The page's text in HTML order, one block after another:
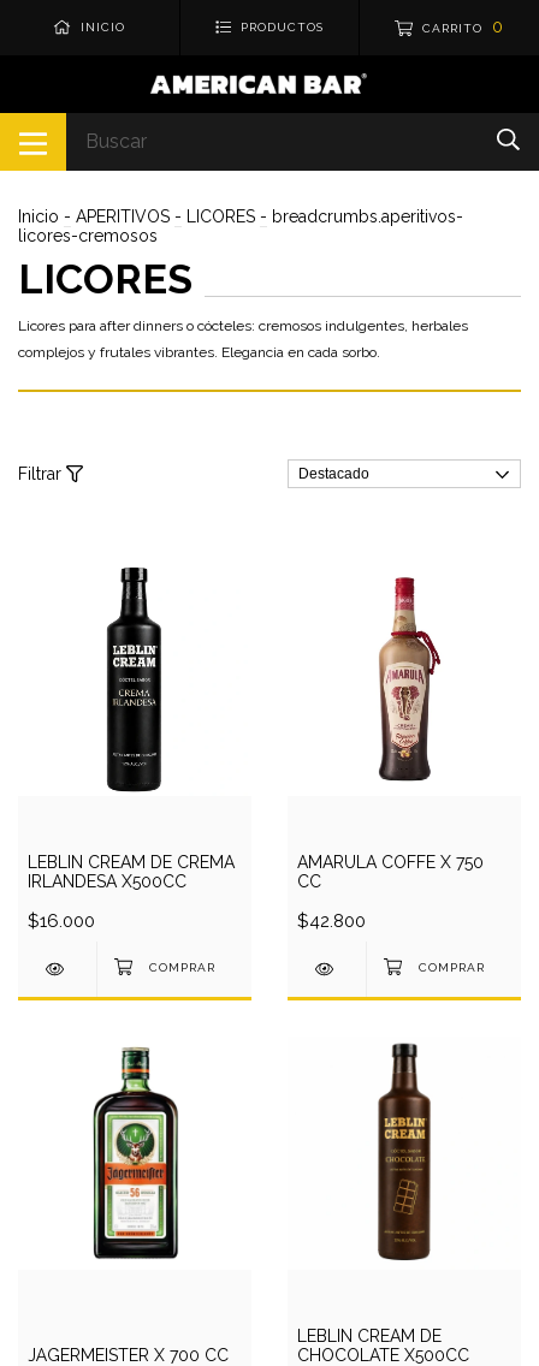
INICIO PRODUCTOS CARRITO 0
Inicio - APERITIVOS - LICORES - breadcrumbs.aperitivos-
licores-cremosos
LICORES
Licores para after dinners o cócteles: cremosos indulgentes, herbales
complejos y frutales vibrantes. Elegancia en cada sorbo.
Filtrar
LEBLIN CREAM DE CREMA
IRLANDESA X500CC
$16.000
AMARULA COFFE X 750
CC
$42.800
JÄGERMEISTER X 700 CC
LEBLIN CREAM DE
CHOCOLATE X500CC